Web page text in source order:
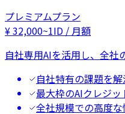
プレミアムプラン
¥32,000~1ID / 月額
自社専用AIを活用し、全
自社特有の課題を
最大枠のAIクレジ
全社規模での高度